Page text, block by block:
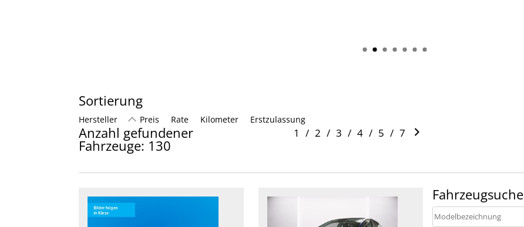
Sortierung
Hersteller Preis Rate Kilometer Erstzulassung
Anzahl gefundener
Fahrzeuge: 130
1 / 2 / 3 / 4 / 5 / 7
Fahrzeugsuche